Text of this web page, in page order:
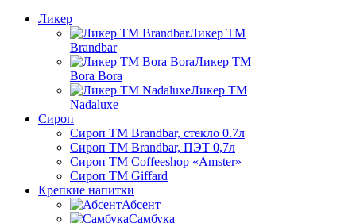
Ликер
Ликер ТМ
Brandbar
Ликер ТМ
Bora Bora
Ликер ТМ
Nadaluxe
Сироп
Сироп TM Brandbar, стекло 0.7л
Сироп TM Brandbar, ПЭТ 0,7л
Сироп TM Coffeeshop «Amster»
Сироп TM Giffard
Крепкие напитки
Абсент
Самбука